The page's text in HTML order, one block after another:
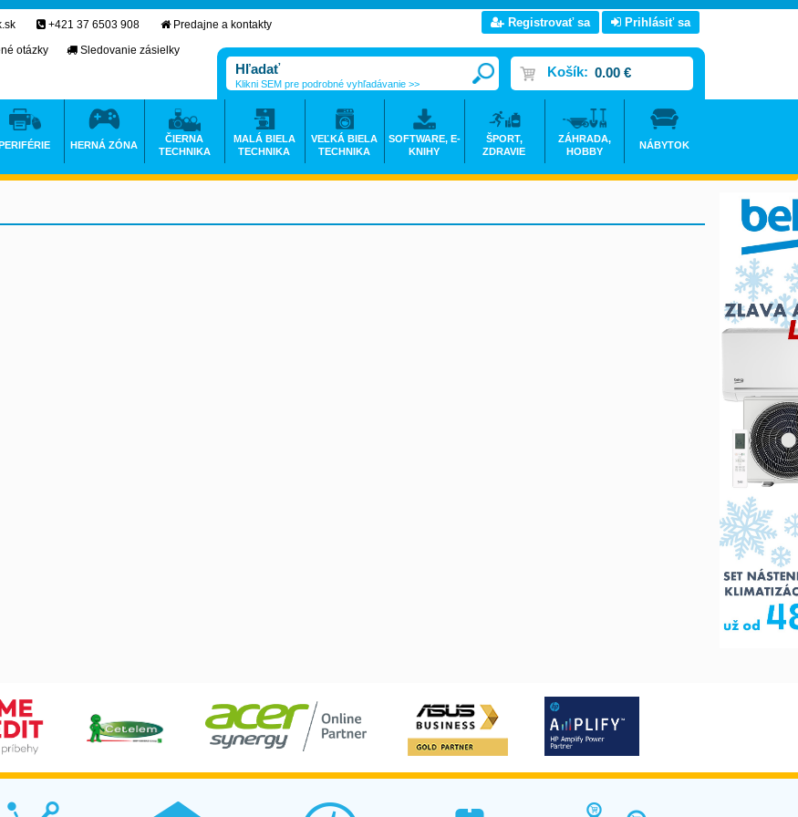
+421 37 6503 908
Predajne a kontakty
otázky
Sledovanie zásielky
Registrovať sa Prihlásiť sa
Košík: 0.00 €
Klikni SEM pre podrobné vyhľadávanie >>
HERNÁ ZÓNA
ČIERNA
TECHNIKA
MALÁ BIELA
TECHNIKA
VEĽKÁ BIELA
TECHNIKA
SOFTWARE, E-
KNIHY
ŠPORT,
ZDRAVIE
ZÁHRADA,
HOBBY
NÁBYTOK